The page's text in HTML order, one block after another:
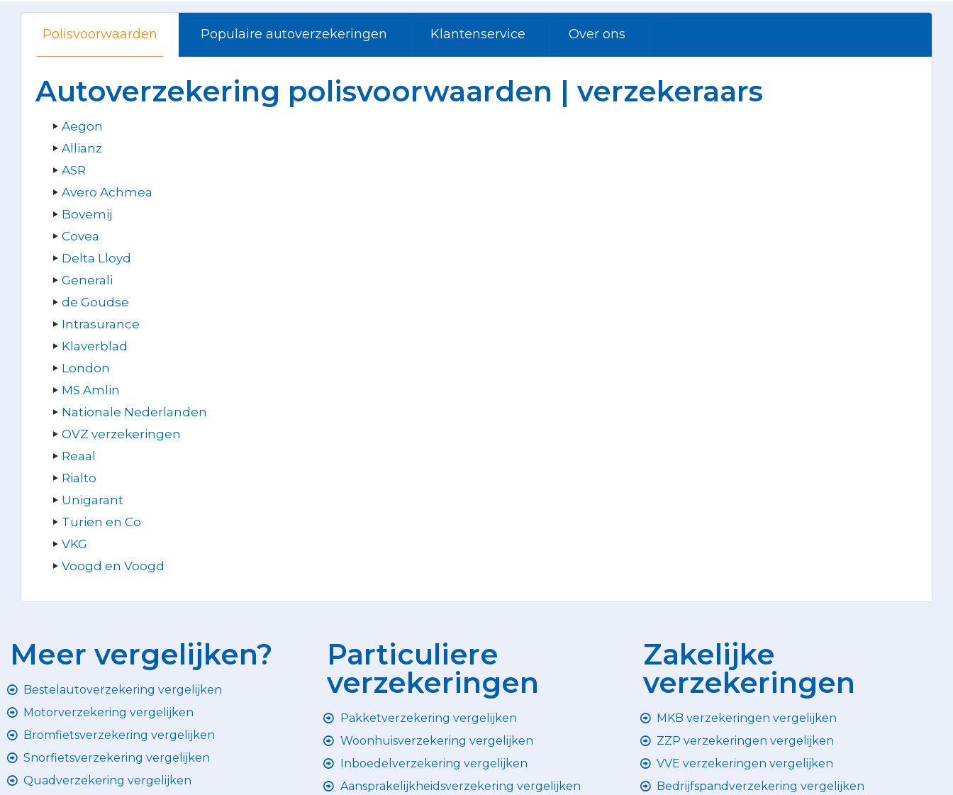
Polisvoorwaarden Populaire autoverzekeringen Klantenservice Over ons
Autoverzekering polisvoorwaarden | verzekeraars
Aegon
Allianz
ASR
Avero Achmea
Bovemij
Covea
Delta Lloyd
Generali
de Goudse
Intrasurance
Klaverblad
London
MS Amlin
Nationale Nederlanden
OVZ verzekeringen
Reaal
Rialto
Unigarant
Turien en Co
VKG
Voogd en Voogd
Meer vergelijken?
Bestelautoverzekering vergelijken
Motorverzekering vergelijken
Bromfietsverzekering vergelijken
Snorfietsverzekering vergelijken
Quadverzekering vergelijken
Particuliere
verzekeringen
Pakketverzekering vergelijken
Woonhuisverzekering vergelijken
Inboedelverzekering vergelijken
Aansprakelijkheidsverzekering vergelijken
Zakelijke
verzekeringen
MKB verzekeringen vergelijken
ZZP verzekeringen vergelijken
VVE verzekeringen vergelijken
Bedrijfspandverzekering vergelijken